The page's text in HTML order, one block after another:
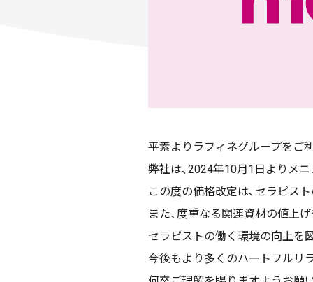
平素よりラフィネグループをご
弊社は、2024年10月1日よりメ
この度の価格改定は、セラピス
また、度重なる関連資材の値上
セラピストの働く環境の向上を
今後もより多くのハートフルリ